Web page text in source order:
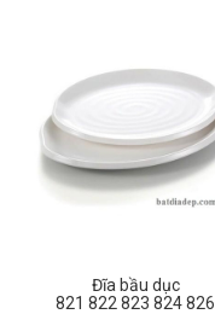
Đĩa bầu dục
821 822 823 824 826